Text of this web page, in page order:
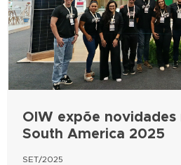
OIW expõe novidades
South America 2025
SET/2025